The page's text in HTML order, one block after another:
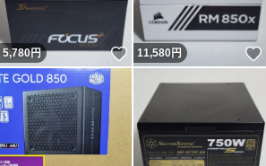
いいね！
5,780円 いいね！
11,580円